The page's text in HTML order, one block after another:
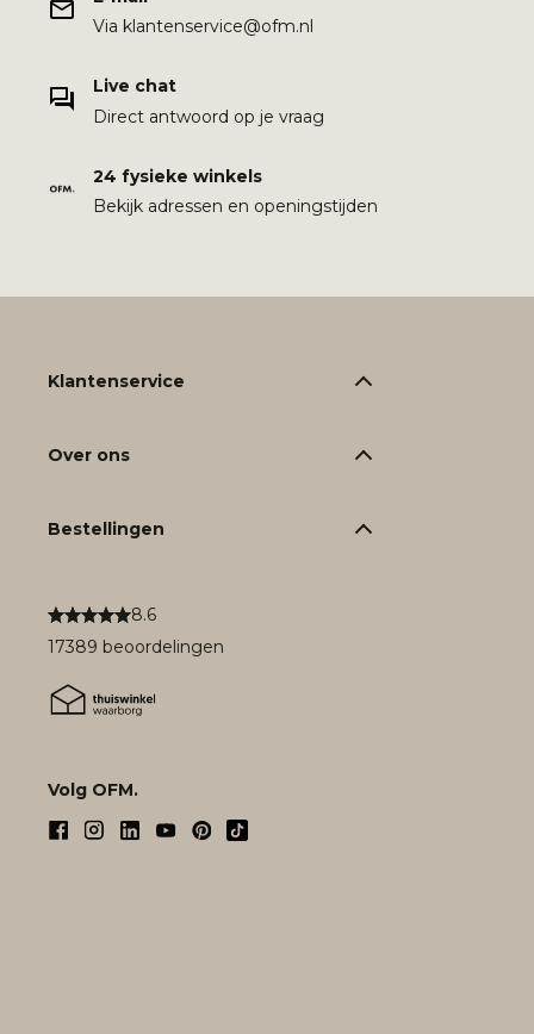
Via klantenservice@ofm.nl
Live chat
Direct antwoord op je vraag
24 fysieke winkels
Bekijk adressen en openingstijden
8.6
17389 beoordelingen
Volg OFM.
Klantenservice
Over ons
Bestellingen